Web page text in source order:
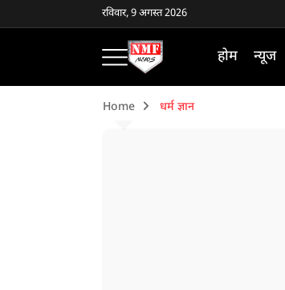
रविवार, 9 अगस्त 2026
होम न्यूज
Home धर्म ज्ञान